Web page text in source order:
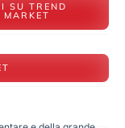
SU TREND
MARKET